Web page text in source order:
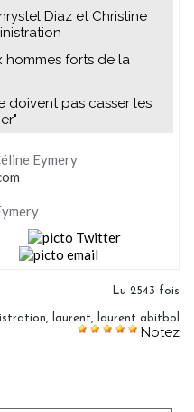
Diaz et Christine
hommes forts de la
doivent pas casser les
Eymery
Lu 2543 fois
, laurent, laurent abitbol
Notez